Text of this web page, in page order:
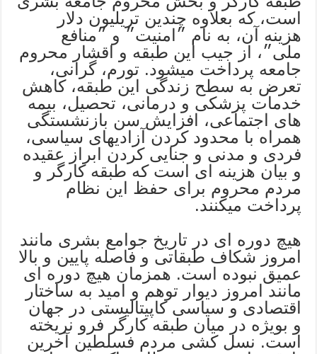
است، كه بعلاوه چندین تریلیون دلار
هزینه آن، به نام ״امنیت״ و ״منافع
ملی״، از جیب این طبقه و اقشار محروم
جامعه پرداخت میشود. تورم، گرانی،
تعرض به سطح زندگی این طبقه، كاهش
خدمات پزشکی و درمانی، تحصیل، بیمه
های اجتماعی، افزایش سن بازنشستگی
همراه با محدود كردن آزادیهای سیاسی،
فردی و مدنی و جنایی کردن ابراز عقیده
و بیان هزینه ای است که طبقه کارگر و
مردم محروم برای حفظ این نظام
پرداخت میکنند.
هیچ دوره ای در تاریخ جوامع بشری مانند
امروز شكاف طبقاتی و فاصله پایین و بالا
عمیق نبوده است. همزمان هیچ دوره ای
مانند امروز دیوار توهم و امید به ساختار
اقتصادی و سیاسی کاپیتالیستی در جهان
و بویژه در میان طبقه کارگر فرو نریخته
است. نسل کشی مردم فسلطین آخرین